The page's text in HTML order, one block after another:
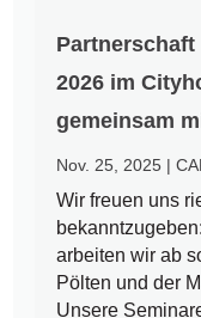
Partnerschaft
2026 im
gemeinsam
Nov. 25, 2025 |
Wir freuen uns
arbeiten wir ab
Pölten und der
Unsere